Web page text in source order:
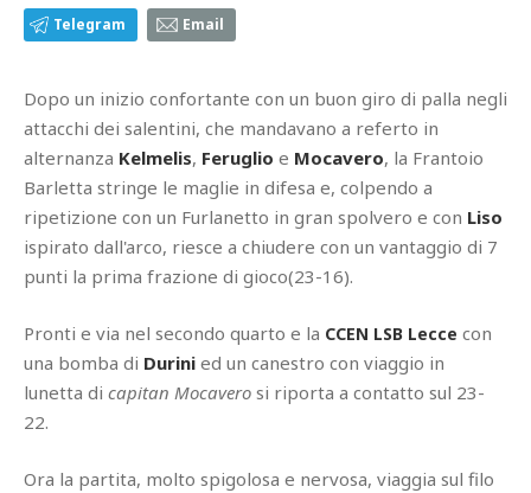
Telegram Email
Dopo un inizio confortante con un buon giro di palla negli
attacchi dei salentini, che mandavano a referto in
alternanza Kelmelis, Feruglio e Mocavero, la Frantoio
Barletta stringe le maglie in difesa e, colpendo a
ripetizione con un Furlanetto in gran spolvero e con Liso
ispirato dall'arco, riesce a chiudere con un vantaggio di 7
punti la prima frazione di gioco(23-16).
Pronti e via nel secondo quarto e la CCEN LSB Lecce con
una bomba di Durini ed un canestro con viaggio in
lunetta di capitan Mocavero si riporta a contatto sul 23-
22.
Ora la partita, molto spigolosa e nervosa, viaggia sul filo